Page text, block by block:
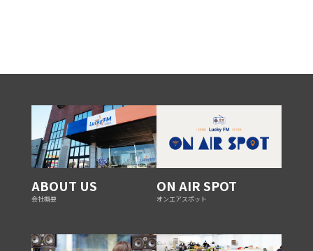
ABOUT US
会社概要
ON AIR SPOT
オンエアスポット